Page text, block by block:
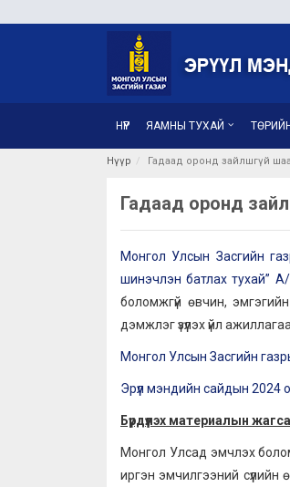
НҮҮР ЯАМНЫ ТУХАЙ
Нүүр Гадаад оронд зайлшгүй
Гадаад оронд
Монгол Улсын Засгийн
шинэчлэн батлах тухай”
боломжгүй өвчин,
дэмжлэг үзүүлэх үйл
Монгол Улсын Засгийн
Эрүүл мэндийн сайдын
Бүрдүүлэх материалын
Монгол Улсад эмчлэх
иргэн эмчилгээний сүүлийн